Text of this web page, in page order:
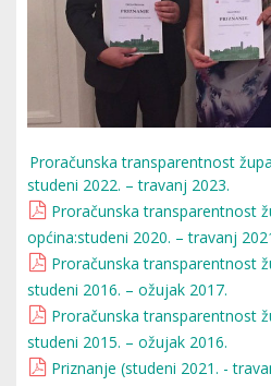
Proračunska transparentnost
studeni 2022. – travanj 2023.
Proračunska transparentnost
općina:studeni 2020. – travanj
Proračunska transparentnost
studeni 2016. – ožujak 2017.
Proračunska transparentnost
studeni 2015. – ožujak 2016.
Priznanje (studeni 2021. -